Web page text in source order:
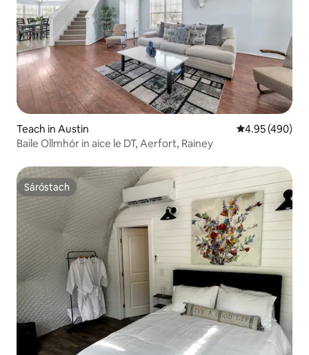
Teach in Austin Meánrátáil
4.95 (490)
Baile Ollmhór in aice le DT, Aerfort, Rainey
Sáróstach
Sáróstach